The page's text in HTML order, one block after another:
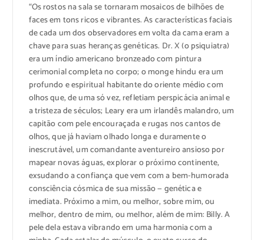
“Os rostos na sala se tornaram mosaicos de bilhões de
faces em tons ricos e vibrantes. As características faciais
de cada um dos observadores em volta da cama eram a
chave para suas heranças genéticas. Dr. X (o psiquiatra)
era um índio americano bronzeado com pintura
cerimonial completa no corpo; o monge hindu era um
profundo e espiritual habitante do oriente médio com
olhos que, de uma só vez, refletiam perspicácia animal e
a tristeza de séculos; Leary era um irlandês malandro, um
capitão com pele encouraçada e rugas nos cantos de
olhos, que já haviam olhado longa e duramente o
inescrutável, um comandante aventureiro ansioso por
mapear novas águas, explorar o próximo continente,
exsudando a confiança que vem com a bem-humorada
consciência cósmica de sua missão — genética e
imediata. Próximo a mim, ou melhor, sobre mim, ou
melhor, dentro de mim, ou melhor, além de mim: Billy. A
pele dela estava vibrando em uma harmonia com a